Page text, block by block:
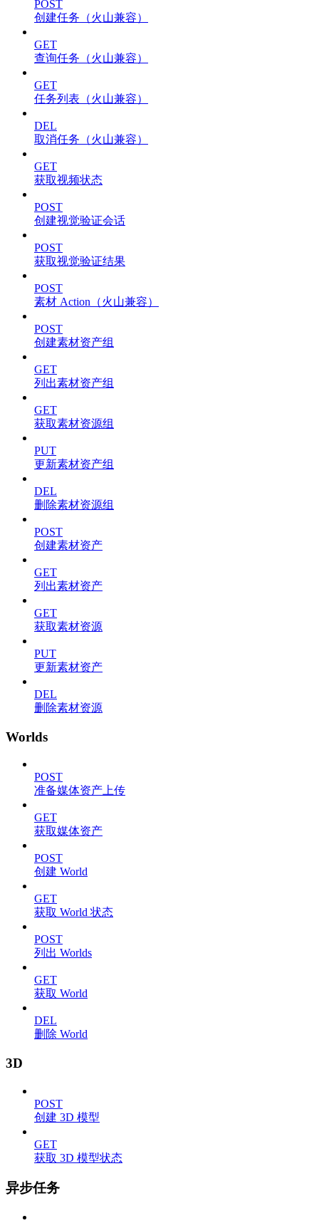
POST
创建任务（火山兼容）
GET
查询任务（火山兼容）
GET
任务列表（火山兼容）
DEL
取消任务（火山兼容）
GET
获取视频状态
POST
创建视觉验证会话
POST
获取视觉验证结果
POST
素材 Action（火山兼容）
POST
创建素材资产组
GET
列出素材资产组
GET
获取素材资源组
PUT
更新素材资产组
DEL
删除素材资源组
POST
创建素材资产
GET
列出素材资产
GET
获取素材资源
PUT
更新素材资产
DEL
删除素材资源
Worlds
POST
准备媒体资产上传
GET
获取媒体资产
POST
创建 World
GET
获取 World 状态
POST
列出 Worlds
GET
获取 World
DEL
删除 World
3D
POST
创建 3D 模型
GET
获取 3D 模型状态
异步任务